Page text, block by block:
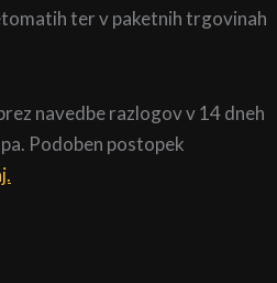
ter v paketnih trgovinah
navedbe razlogov v 14 dneh
Podoben postopek